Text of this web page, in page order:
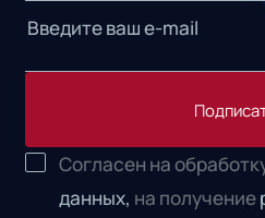
Согласен на
данных, на получение